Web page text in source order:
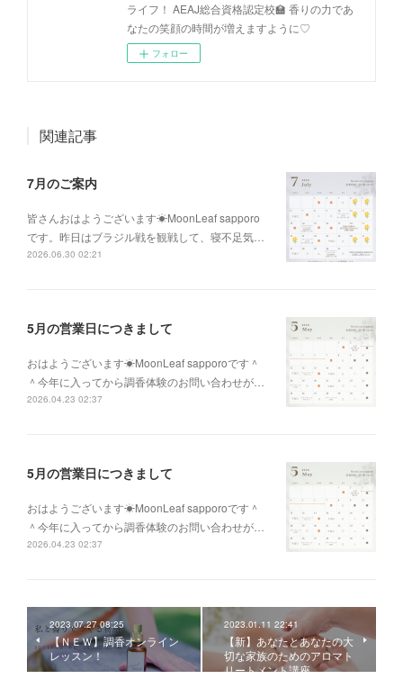
ライフ！ AEAJ総合資格認定校🏫 香りの力であ
なたの笑顔の時間が増えますように♡
フォロー
関連記事
7月のご案内
皆さんおはようございます☀MoonLeaf sapporo
です。昨日はブラジル戦を観戦して、寝不足気…
2026.06.30 02:21
5月の営業日につきまして
おはようございます☀MoonLeaf sapporoです＾
＾今年に入ってから調香体験のお問い合わせが…
2026.04.23 02:37
5月の営業日につきまして
おはようございます☀MoonLeaf sapporoです＾
＾今年に入ってから調香体験のお問い合わせが…
2026.04.23 02:37
2023.07.27 08:25
【ＮＥＷ】調香オンライン
レッスン！
2023.01.11 22:41
【新】あなたとあなたの大
切な家族のためのアロマト
リートメント講座